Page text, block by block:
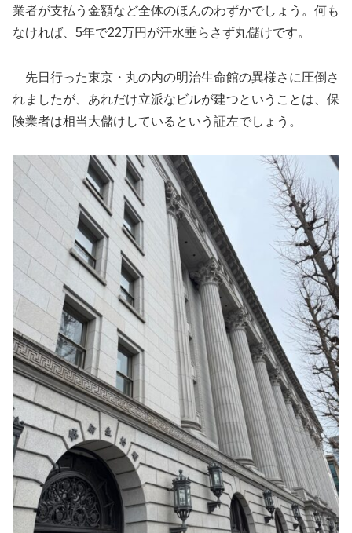
業者が支払う金額など全体のほんのわずかでしょう。何も
なければ、5年で22万円が汗水垂らさず丸儲けです。
先日行った東京・丸の内の明治生命館の異様さに圧倒さ
れましたが、あれだけ立派なビルが建つということは、保
険業者は相当大儲けしているという証左でしょう。